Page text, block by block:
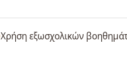
Χρήση εξωσχολικών